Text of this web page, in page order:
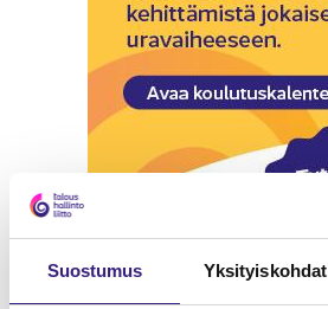
Suostumus Yksityiskohdat